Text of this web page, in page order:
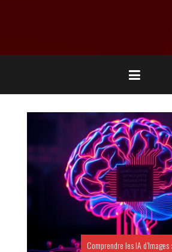
Comprendre les IA